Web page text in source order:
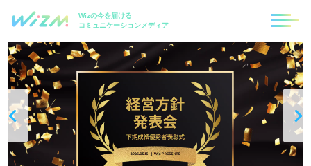
Wizの今を届ける
コミュニケーションメディア